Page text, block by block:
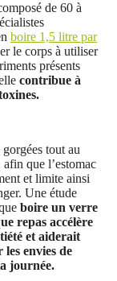
de 60 à
boire 1,5 litre par
le corps à utiliser
présents
contribue à
tout au
que l’estomac
et limite ainsi
Une étude
boire un verre
repas accélère
et aiderait
envies de
journée.